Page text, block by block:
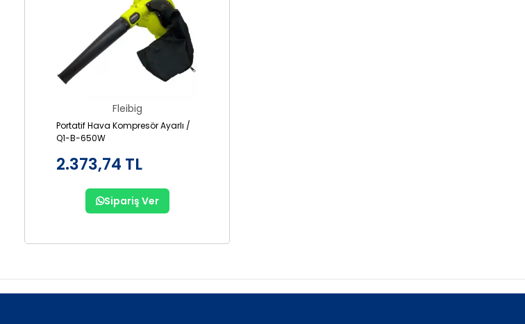
Fleibig
Portatif Hava Kompresör Ayarlı /
Q1-B-650W
2.373,74 TL
Sipariş Ver